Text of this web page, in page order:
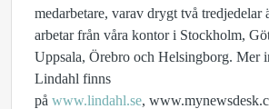
medarbetare, varav drygt två tredjedelar
arbetar från våra kontor i Stockholm,
Uppsala, Örebro och Helsingborg. Mer
Lindahl finns
på www.lindahl.se,